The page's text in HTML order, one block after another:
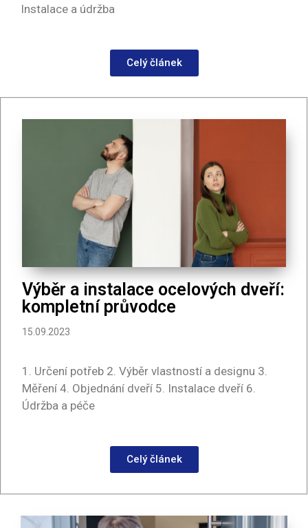
Instalace a údržba
Celý článek
Výběr a instalace ocelových dveří:
kompletní průvodce
15.09.2023
1. Určení potřeb 2. Výběr vlastností a designu 3.
Měření 4. Objednání dveří 5. Instalace dveří 6.
Údržba a péče
Celý článek